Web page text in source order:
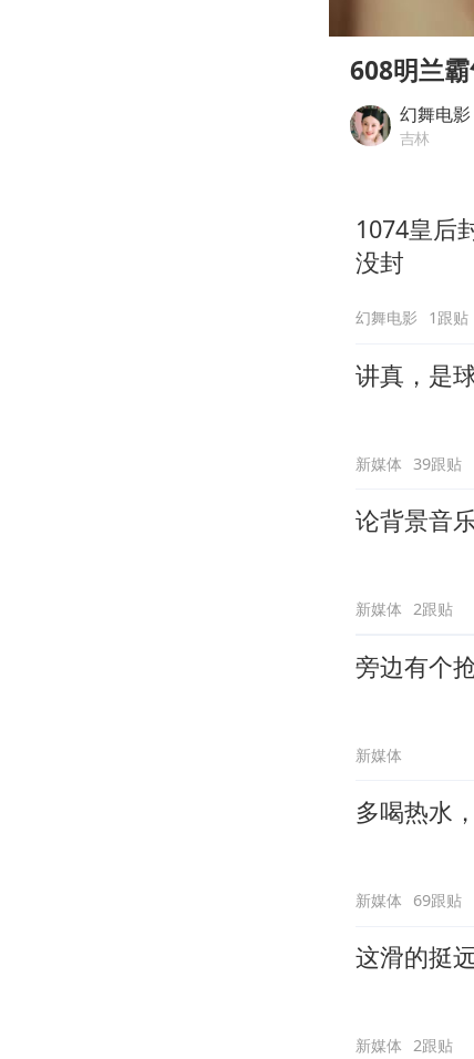
608明兰
幻舞电影
吉林
1074皇后
没封
幻舞电影 1跟贴
讲真，是
新媒体 39跟贴
论背景音
新媒体 2跟贴
旁边有个
新媒体
多喝热水
新媒体 69跟贴
这滑的挺
新媒体 2跟贴